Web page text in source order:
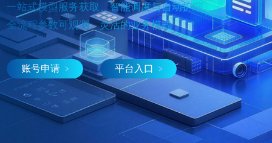
一站式模型服务获取、智能调度与自动扩缩、
全流程参数可观测、灵活的业务模式
账号申请 平台入口